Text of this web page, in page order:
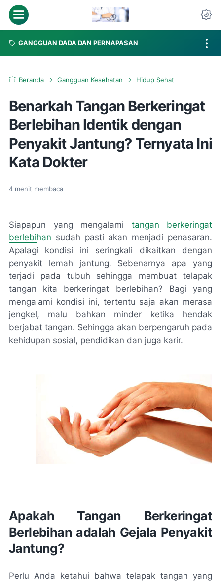
Menu
GANGGUAN DADA DAN PERNAPASAN
Beranda Gangguan Kesehatan Hidup Sehat
Benarkah Tangan Berkeringat
Berlebihan Identik dengan
Penyakit Jantung? Ternyata Ini
Kata Dokter
4 menit membaca
Siapapun yang mengalami tangan berkeringat
berlebihan sudah pasti akan menjadi penasaran.
Apalagi kondisi ini seringkali dikaitkan dengan
penyakit lemah jantung. Sebenarnya apa yang
terjadi pada tubuh sehingga membuat telapak
tangan kita berkeringat berlebihan? Bagi yang
mengalami kondisi ini, tertentu saja akan merasa
jengkel, malu bahkan minder ketika hendak
berjabat tangan. Sehingga akan berpengaruh pada
kehidupan sosial, pendidikan dan juga karir.
Apakah Tangan Berkeringat
Berlebihan adalah Gejala Penyakit
Jantung?
Perlu Anda ketahui bahwa telapak tangan yang